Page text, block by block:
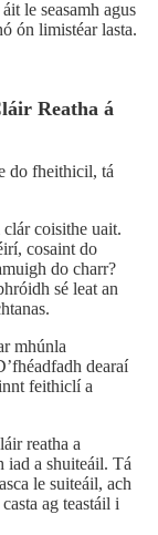
le seasamh agus
ón limistéar lasta.
Reatha á
do fheithicil, tá
coisithe uait.
cosaint do
do charr?
sé leat an
mhúnla
dearaí
feithiclí a
reatha a
iad a shuiteáil. Tá
le suiteáil, ach
ag teastáil i